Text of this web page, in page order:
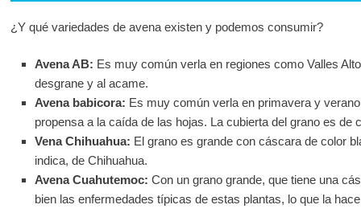
¿Y qué variedades de avena existen y podemos consumir?
Avena AB: Es muy común verla en regiones como Valles
desgrane y al acame.
Avena babicora: Es muy común verla en primavera y
propensa a la caída de las hojas. La cubierta del grano es de
Vena Chihuahua: El grano es grande con cáscara de color
indica, de Chihuahua.
Avena Cuahutemoc: Con un grano grande, que tiene una
bien las enfermedades típicas de estas plantas, lo que la